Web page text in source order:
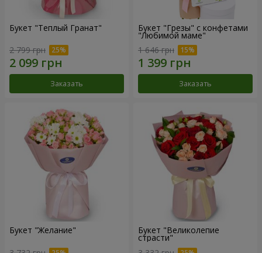
Букет "Теплый Гранат"
2 799 грн
Заказать
Букет "Грезы" с конфетами
"Любимой маме"
1 646 грн
Заказать
Букет "Желание" Букет "Великолепие
страсти"